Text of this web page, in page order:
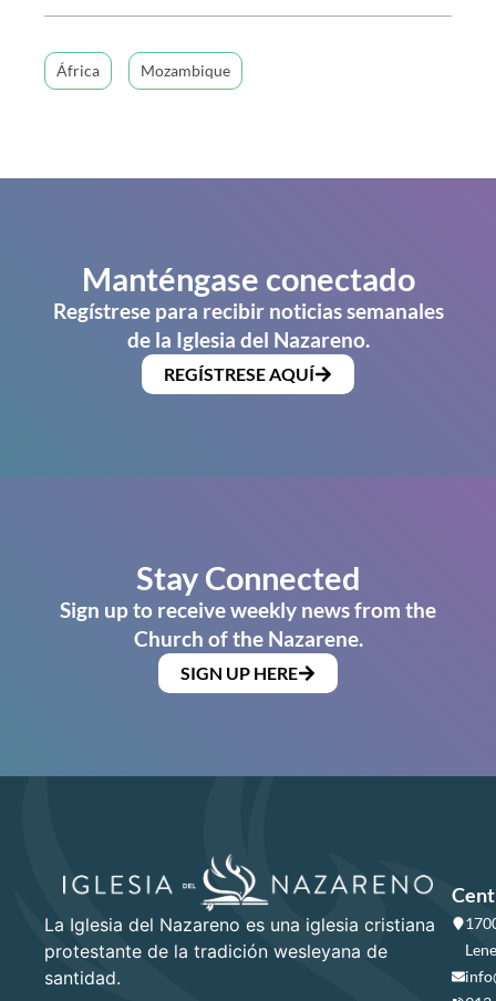
África Mozambique
Manténgase conectado
Regístrese para recibir noticias semanales
de la Iglesia del Nazareno.
REGÍSTRESE AQUÍ
Stay Connected
Sign up to receive weekly news from the
Church of the Nazarene.
SIGN UP HERE
La Iglesia del Nazareno es una iglesia cristiana
protestante de la tradición wesleyana de
santidad.